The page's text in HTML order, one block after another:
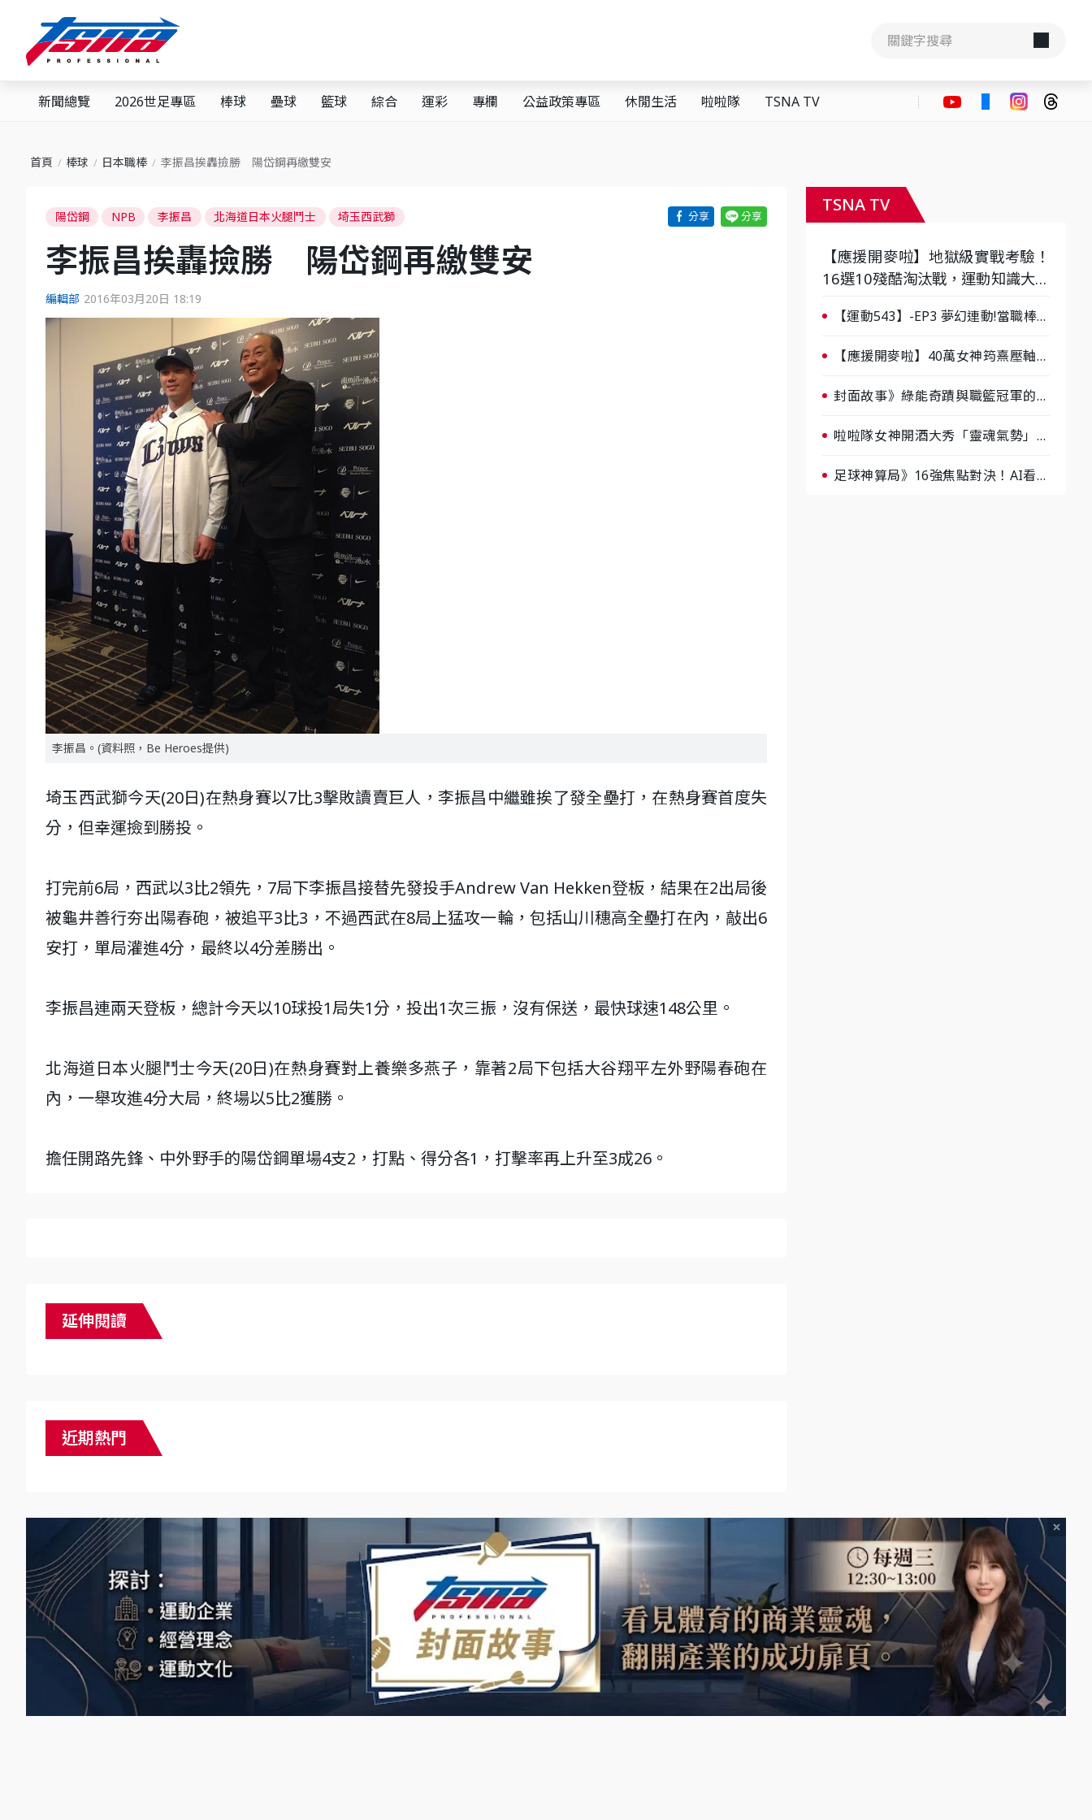
新聞總覽 2026世足專區 棒球 壘球 籃球 綜合 運彩 專欄 公益政策專區 休閒生活 啦啦隊 TSNA TV
首頁 棒球 日本職棒 李振昌挨轟撿勝 陽岱鋼再繳雙安
陽岱鋼 NPB 李振昌 北海道日本火腿鬥士 埼玉西武獅
李振昌挨轟撿勝 陽岱鋼再繳雙安
編輯部 2016年03月20日 18:19
李振昌。(資料照，Be Heroes提供)
埼玉西武獅今天(20日)在熱身賽以7比3擊敗讀賣巨人，李振昌中繼雖挨了發全壘打，在熱身賽首度失
分，但幸運撿到勝投。
打完前6局，西武以3比2領先，7局下李振昌接替先發投手Andrew Van Hekken登板，結果在2出局後
被龜井善行夯出陽春砲，被追平3比3，不過西武在8局上猛攻一輪，包括山川穗高全壘打在內，敲出6
安打，單局灌進4分，最終以4分差勝出。
李振昌連兩天登板，總計今天以10球投1局失1分，投出1次三振，沒有保送，最快球速148公里。
北海道日本火腿鬥士今天(20日)在熱身賽對上養樂多燕子，靠著2局下包括大谷翔平左外野陽春砲在
內，一舉攻進4分大局，終場以5比2獲勝。
擔任開路先鋒、中外野手的陽岱鋼單場4支2，打點、得分各1，打擊率再上升至3成26。
延伸閱讀
近期熱門
TSNA TV
【應援開麥啦】地獄級實戰考驗！
16選10殘酷淘汰戰，運動知識大會
【運動543】-EP3 夢幻連動!當職棒傳
【應援開麥啦】40萬女神筠熹壓軸！
比一個會-ep2
封面故事》綠能奇蹟與職籃冠軍的背
事》大談「心酸創業學」
啦啦隊女神開酒大秀「靈魂氣勢」！
大過招
足球神算局》16強焦點對決！AI看好